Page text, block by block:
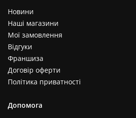
Новини
Наші магазини
Мої замовлення
Відгуки
Франшиза
Договір оферти
Політика приватності
Допомога